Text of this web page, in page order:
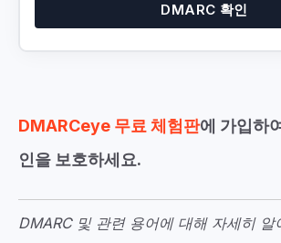
DMARC 확인
DMARCeye 무료 체험판에 가입하
인을 보호하세요.
DMARC 및 관련 용어에 대해 자세히 알